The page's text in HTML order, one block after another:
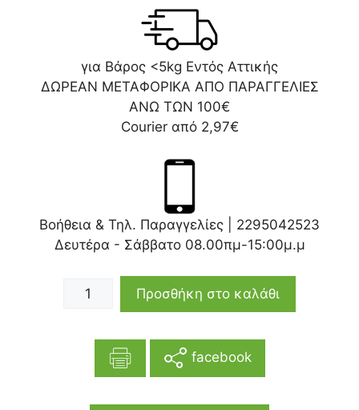
για Βάρος <5kg Εντός Αττικής
ΔΩΡΕΑΝ ΜΕΤΑΦΟΡΙΚΑ ΑΠΟ ΠΑΡΑΓΓΕΛΙΕΣ
ΑΝΩ ΤΩΝ 100€
Courier από 2,97€
Βοήθεια & Τηλ. Παραγγελίες | 2295042523
Δευτέρα - Σάββατο 08.00πμ-15:00μ.μ
Προσθήκη στο καλάθι
facebook